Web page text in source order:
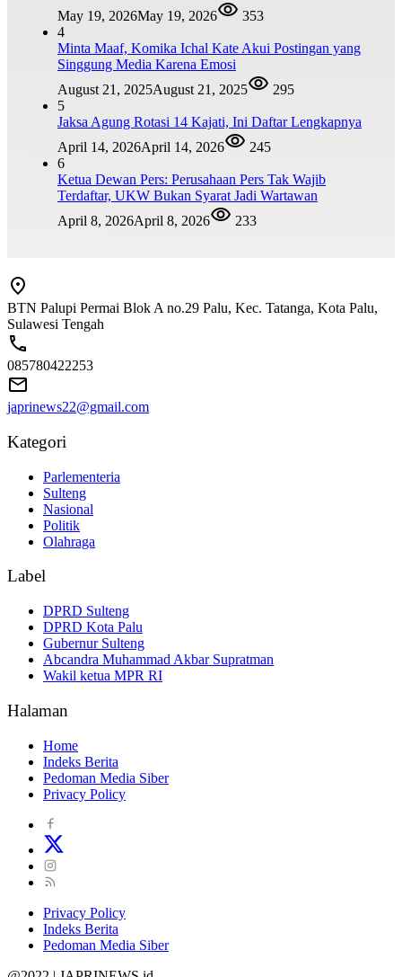
May 19, 2026May 19, 2026
353
4
Minta Maaf, Komika Ichal Kate Akui Postingan yang
Singgung Media Karena Emosi
August 21, 2025August 21, 2025
295
5
Jaksa Agung Rotasi 14 Kajati, Ini Daftar Lengkapnya
April 14, 2026April 14, 2026
245
6
Ketua Dewan Pers: Perusahaan Pers Tak Wajib
Terdaftar, UKW Bukan Syarat Jadi Wartawan
April 8, 2026April 8, 2026 233
BTN Palupi Permai Blok A no.29 Palu, Kec. Tatanga, Kota Palu,
Sulawesi Tengah
085780422253
japrinews22@gmail.com
Kategori
Parlementeria
Sulteng
Nasional
Politik
Olahraga
Label
DPRD Sulteng
DPRD Kota Palu
Gubernur Sulteng
Abcandra Muhammad Akbar Supratman
Wakil ketua MPR RI
Halaman
Home
Indeks Berita
Pedoman Media Siber
Privacy Policy
Privacy Policy
Indeks Berita
Pedoman Media Siber